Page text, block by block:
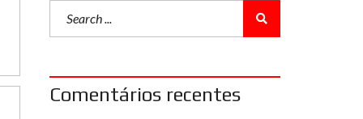
Comentários recentes